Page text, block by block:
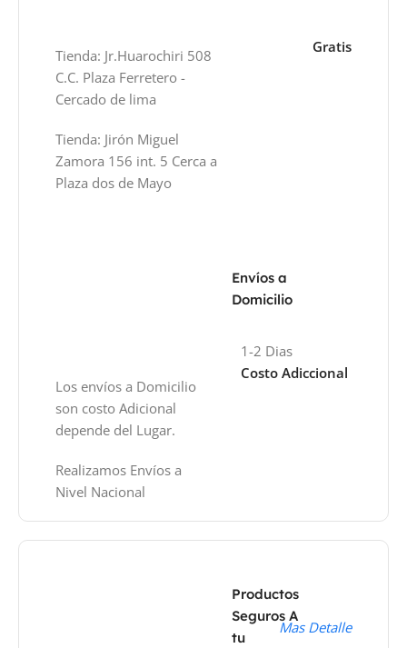
Tienda: Jr.Huarochiri 508
C.C. Plaza Ferretero -
Cercado de lima
Tienda: Jirón Miguel
Zamora 156 int. 5 Cerca a
Plaza dos de Mayo
Gratis
Envíos a
Domicilio
Los envíos a Domicilio
son costo Adicional
depende del Lugar.
Realizamos Envíos a
Nivel Nacional
1-2 Dias
Costo Adiccional
Productos
Seguros A
tu
Mas Detalle